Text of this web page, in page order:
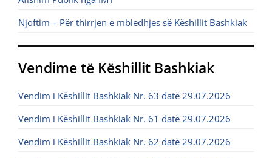
Njoftim – Për thirrjen e mbledhjes së Këshillit Bashkiak
Vendime të Këshillit Bashkiak
Vendim i Këshillit Bashkiak Nr. 63 datë 29.07.2026
Vendim i Këshillit Bashkiak Nr. 61 datë 29.07.2026
Vendim i Këshillit Bashkiak Nr. 62 datë 29.07.2026